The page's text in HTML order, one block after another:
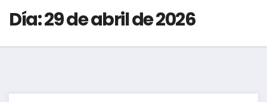
Día:29 de abril de 2026